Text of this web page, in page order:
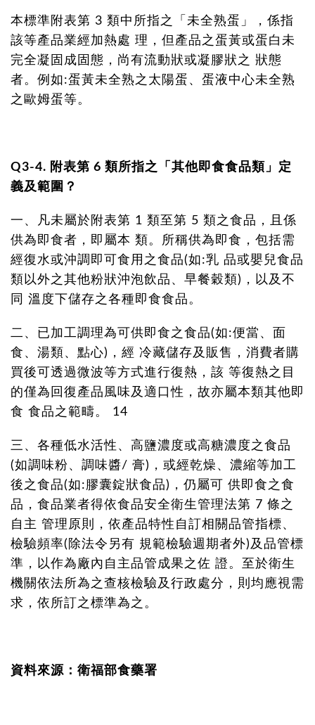
本標準附表第 3 類中所指之「未全熟蛋」，係指
該等產品業經加熱處 理，但產品之蛋黃或蛋白未
完全凝固成固態，尚有流動狀或凝膠狀之 狀態
者。例如:蛋黃未全熟之太陽蛋、蛋液中心未全熟
之歐姆蛋等。
Q3-4. 附表第 6 類所指之「其他即食食品類」定
義及範圍？
一、凡未屬於附表第 1 類至第 5 類之食品，且係
供為即食者，即屬本 類。所稱供為即食，包括需
經復水或沖調即可食用之食品(如:乳 品或嬰兒食品
類以外之其他粉狀沖泡飲品、早餐穀類)，以及不
同 溫度下儲存之各種即食食品。
二、已加工調理為可供即食之食品(如:便當、面
食、湯類、點心)，經 冷藏儲存及販售，消費者購
買後可透過微波等方式進行復熱，該 等復熱之目
的僅為回復產品風味及適口性，故亦屬本類其他即
食 食品之範疇。 14
三、各種低水活性、高鹽濃度或高糖濃度之食品
(如調味粉、調味醬/ 膏)，或經乾燥、濃縮等加工
後之食品(如:膠囊錠狀食品)，仍屬可 供即食之食
品，食品業者得依食品安全衛生管理法第 7 條之
自主 管理原則，依產品特性自訂相關品管指標、
檢驗頻率(除法令另有 規範檢驗週期者外)及品管標
準，以作為廠內自主品管成果之佐 證。至於衛生
機關依法所為之查核檢驗及行政處分，則均應視需
求，依所訂之標準為之。
資料來源：衛福部食藥署